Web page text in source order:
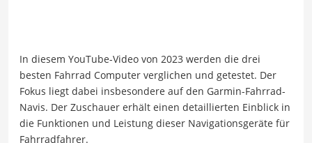
In diesem YouTube-Video von 2023 werden die drei
besten Fahrrad Computer verglichen und getestet. Der
Fokus liegt dabei insbesondere auf den Garmin-Fahrrad-
Navis. Der Zuschauer erhält einen detaillierten Einblick in
die Funktionen und Leistung dieser Navigationsgeräte für
Fahrradfahrer.